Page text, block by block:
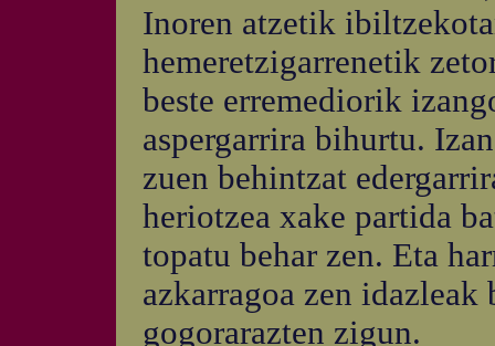
Inoren atzetik
hemeretzigarrenetik
beste erremediorik
aspergarrira bihurtu.
zuen behintzat
heriotzea xake partida
topatu behar zen. Eta
azkarragoa zen
gogorarazten zigun.